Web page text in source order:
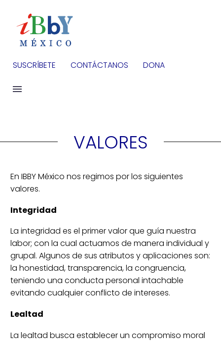
SUSCRÍBETE CONTÁCTANOS DONA
VALORES
En IBBY México nos regimos por los siguientes
valores.
Integridad
La integridad es el primer valor que guía nuestra
labor; con la cual actuamos de manera individual y
grupal. Algunos de sus atributos y aplicaciones son:
la honestidad, transparencia, la congruencia,
teniendo una conducta personal intachable
evitando cualquier conflicto de intereses.
Lealtad
La lealtad busca establecer un compromiso moral